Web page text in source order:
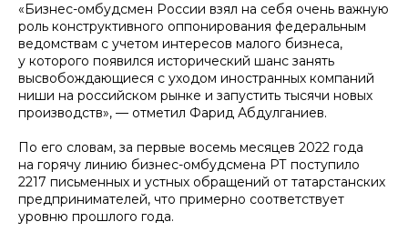
«Бизнес-омбудсмен России взял на себя очень важную
роль конструктивного оппонирования федеральным
ведомствам с учетом интересов малого бизнеса,
у которого появился исторический шанс занять
высвобождающиеся с уходом иностранных компаний
ниши на российском рынке и запустить тысячи новых
производств», — отметил Фарид Абдулганиев.
По его словам, за первые восемь месяцев 2022 года
на горячу линию бизнес-омбудсмена РТ поступило
2217 письменных и устных обращений от татарстанских
предпринимателей, что примерно соответствует
уровню прошлого года.